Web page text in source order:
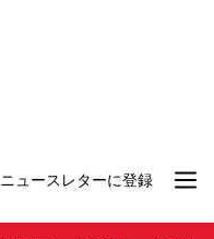
ニュースレターに登録